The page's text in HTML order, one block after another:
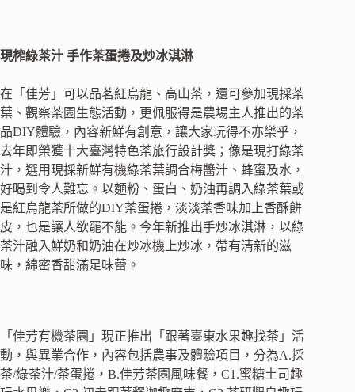
現榨綠茶汁 手作茶蛋捲及炒冰淇淋
在「佳芳」可以品茗紅烏龍、高山茶，還可參加現採茶
葉、觀察茶園生態活動，更佩服得是農場主人推出的茶
品DIY體驗，內容新鮮有創意，讓大家玩得不亦樂乎，
去年即榮獲十大臺灣特色茶旅行設計獎；像是現打綠茶
汁，選用現採新鮮有機綠茶葉調合梅醬汁、蜂蜜及水，
好喝到令人難忘。以麵粉、蛋白、奶油再調入綠茶葉或
是紅烏龍茶所做的DIY茶蛋捲，淡淡茶香味加上香酥餅
皮，也是讓人欲罷不能。今年新推出手炒冰淇淋，以綠
茶汁融入鮮奶和奶油在炒冰機上炒冰，帶有清新的滋
味，綿密香甜滿足味蕾。
「佳芳有機茶園」現正推出「跟著臺東水果趣找茶」活
動，與異業合作，內容包括農事及體驗項目，分為A.採
茶/綠茶汁/茶蛋捲，B.佳芳茶園風味餐，C1.蜜糖土司趣